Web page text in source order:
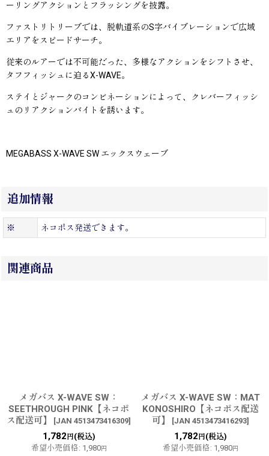
ーリングアクションとフラッシングを披露。
ファストリトリーブでは、脱軌道系のS字バイブレーションで広域
エリアをスピードサーチ。
従来のルアーでは不可能だった、多様なアクションをシフトさせ、
タフフィッシュに迫るX-WAVE。
ステイとジャークのコンビネーションによって、クレバーフィッシ
ュのリアクションバイトを誘います。
MEGABASS X-WAVE SW エックスウェーブ
追加情報
※ ネコポス発送できます。
関連商品
メガバス X-WAVE SW：
SEETHROUGH PINK【ネコポ
ス配送可】
[JAN 4513473416309]
1,782 円(税込)
希望小売価格: 1,980円
メガバス X-WAVE SW：MAT
KONOSHIRO【ネコポス配送
可】
[JAN 4513473416293]
1,782 円(税込)
希望小売価格: 1,980円